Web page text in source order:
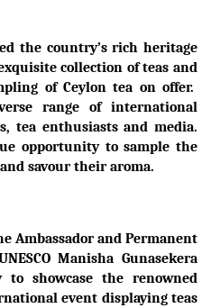
the country’s rich heritage
collection of teas and
of Ceylon tea on offer.
range of international
tea enthusiasts and media.
opportunity to sample the
savour their aroma.
Ambassador and Permanent
Manisha Gunasekera
to showcase the renowned
event displaying teas